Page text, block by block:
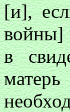
[и],
войны]
в